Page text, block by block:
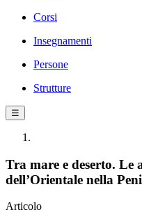
Corsi
Insegnamenti
Persone
Strutture
☰
Tra mare e deserto. Le
dell’Orientale nella
Articolo